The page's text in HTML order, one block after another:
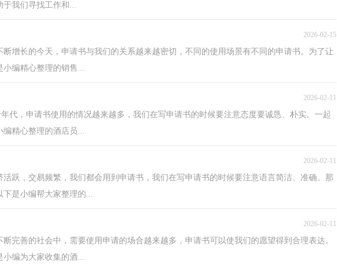
于我们寻找工作和...
2026-02-15
增长的今天，申请书与我们的关系越来越密切，不同的使用场景有不同的申请书。为了让
小编精心整理的销售...
2026-02-11
代，申请书使用的情况越来越多，我们在写申请书的时候要注意态度要诚恳、朴实。一起
编精心整理的酒店员...
2026-02-11
跃，交易频繁，我们都会用到申请书，我们在写申请书的时候要注意语言简洁、准确。那
是小编帮大家整理的...
2026-02-11
完善的社会中，需要使用申请的场合越来越多，申请书可以使我们的愿望得到合理表达。
小编为大家收集的酒...